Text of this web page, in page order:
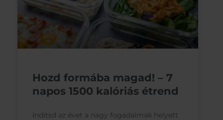
Hozd formába magad! – 7
napos 1500 kalóriás étrend
Indítsd az évet a nagy fogadalmak helyett